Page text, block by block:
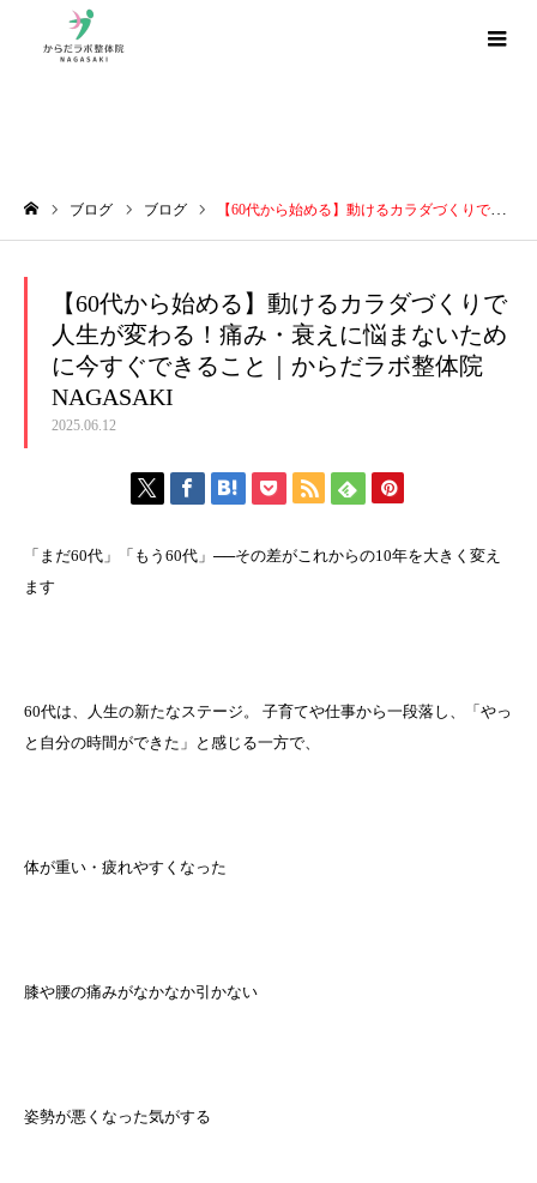
ブログ ブログ 【60代から始める】動けるカラダづくりで人生が変わる！痛み・衰えに悩まないために今すぐできること｜からだラボ整体院NAGASAKI
【60代から始める】動けるカラダづくりで
人生が変わる！痛み・衰えに悩まないため
に今すぐできること｜からだラボ整体院
NAGASAKI
2025.06.12
「まだ60代」「もう60代」──その差がこれからの10年を大きく変え
ます
60代は、人生の新たなステージ。 子育てや仕事から一段落し、「やっ
と自分の時間ができた」と感じる一方で、
体が重い・疲れやすくなった
膝や腰の痛みがなかなか引かない
姿勢が悪くなった気がする